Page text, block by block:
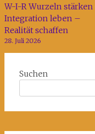
W-I-R Wurzeln
Integration leben –
Realität schaffen
28. Juli 2026
Suchen